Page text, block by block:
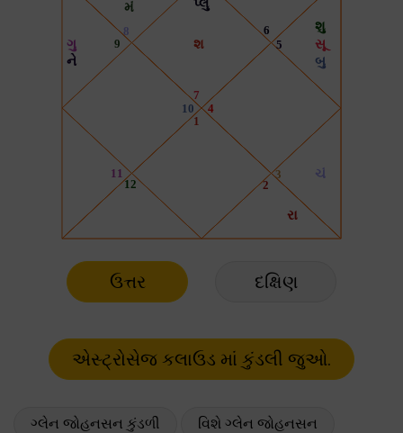
ઉત્તર દક્ષિણ
ગ્લેન જોહનસન કુંડળી વિશે ગ્લેન જોહનસન